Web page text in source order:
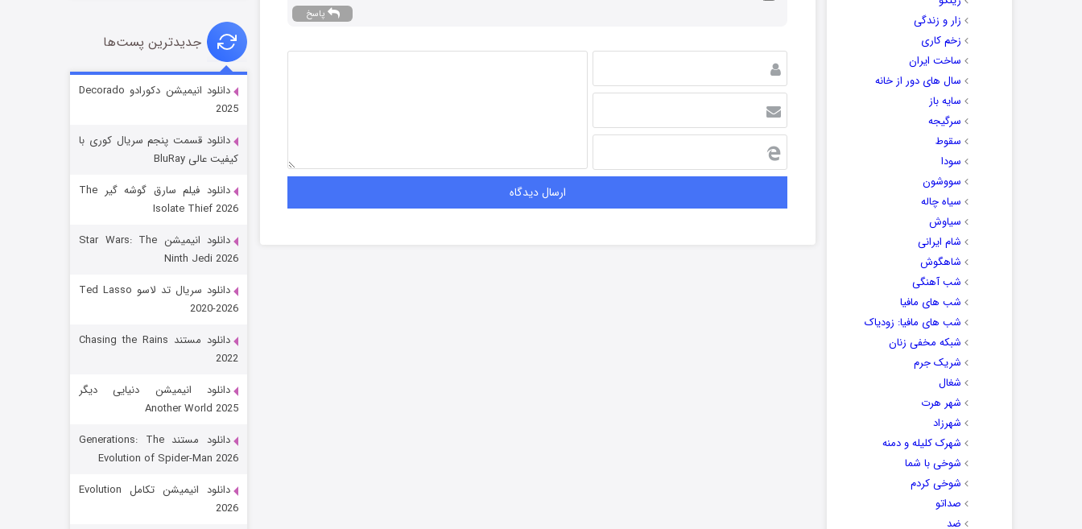
زار و زندگی
زخم کاری
ساخت ایران
سال های دور از خانه
سایه باز
سرگیجه
سقوط
سودا
سووشون
سیاه چاله
سیاوش
شام ایرانی
شاهگوش
شب آهنگی
شب های مافیا
شب های مافیا: زودیاک
شبکه مخفی زنان
شریک جرم
شغال
شهر هرت
شهرزاد
شهرک کلیله و دمنه
شوخی با شما
شوخی کردم
صداتو
ضد
پاسخ
قسمت 6 (زیرنویس)
رویایی برای تو
قسمت
جدیدترین پست‌ها
دانلود انیمیشن دکورادو Decorado
2025
دانلود قسمت پنجم سریال کوری با
کیفیت عالی BluRay
دانلود فیلم سارق گوشه گیر The
Isolate Thief 2026
دانلود انیمیشن Star Wars: The
Ninth Jedi 2026
دانلود سریال تد لاسو Ted Lasso
2020-2026
دانلود مستند Chasing the Rains
2022
دانلود انیمیشن دنیایی دیگر
Another World 2025
دانلود مستند Generations: The
Evolution of Spider-Man 2026
دانلود انیمیشن تکامل Evolution
2026